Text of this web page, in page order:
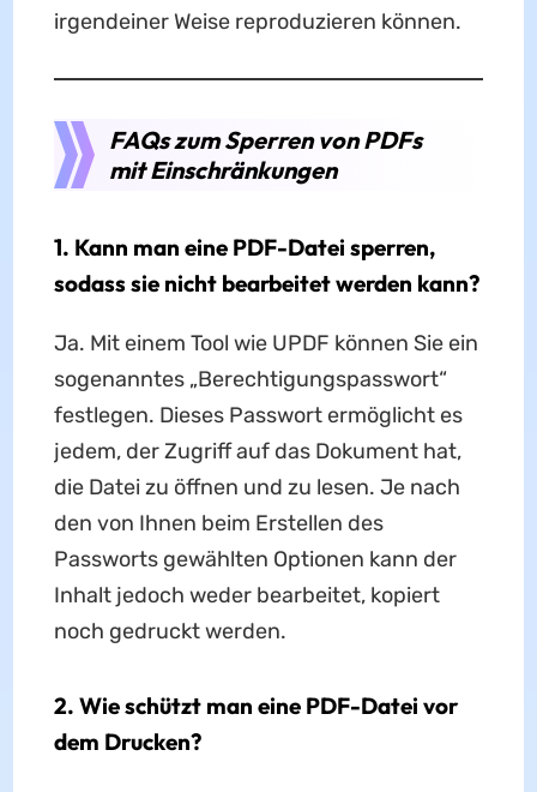
irgendeiner Weise reproduzieren können.
FAQs zum Sperren von PDFs
mit Einschränkungen
1. Kann man eine PDF-Datei sperren,
sodass sie nicht bearbeitet werden kann?
Ja. Mit einem Tool wie UPDF können Sie ein
sogenanntes „Berechtigungspasswort“
festlegen. Dieses Passwort ermöglicht es
jedem, der Zugriff auf das Dokument hat,
die Datei zu öffnen und zu lesen. Je nach
den von Ihnen beim Erstellen des
Passworts gewählten Optionen kann der
Inhalt jedoch weder bearbeitet, kopiert
noch gedruckt werden.
2. Wie schützt man eine PDF-Datei vor
dem Drucken?